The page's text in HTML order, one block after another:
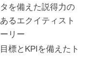
タを備えた説得力の
あるエクイティスト
ーリー
目標とKPIを備えたト